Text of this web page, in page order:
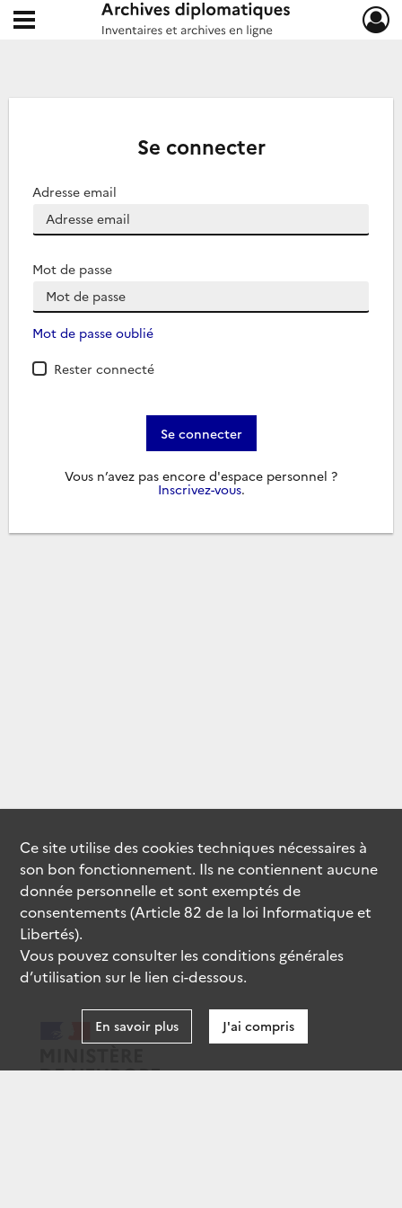
Archives diplomatiques
Ouvrir le menu déroulant
Se connecter
Adresse email
Mot de passe
Mot de passe oublié
Rester connecté
Se connecter
Vous n’avez pas encore d'espace personnel ?
Inscrivez-vous.
Ce site utilise descookiestechniques nécessaires à
son bon fonctionnement. Ils ne contiennent aucune
donnée personnelle et sont exemptés de
consentements (Article 82 de la loi Informatique et
Libertés).
Vous pouvez consulter les conditions générales
d’utilisation sur le lien ci-dessous.
En savoir plus J'ai compris